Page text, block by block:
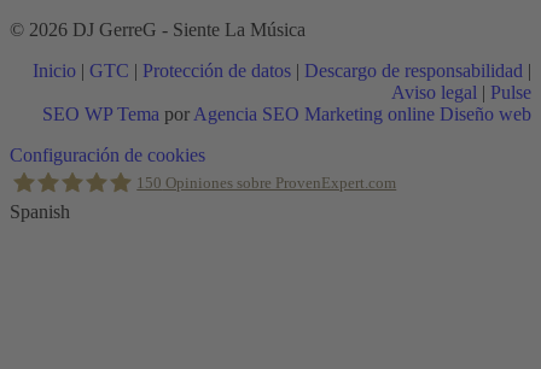
© 2026 DJ GerreG - Siente La Música
Inicio | GTC | Protección de datos | Descargo de responsabilidad |
Aviso legal | Pulse
SEO WP Tema por Agencia SEO Marketing online Diseño web
Scroll
al
inicio
Configuración de cookies
150 Opiniones sobre ProvenExpert.com
Spanish